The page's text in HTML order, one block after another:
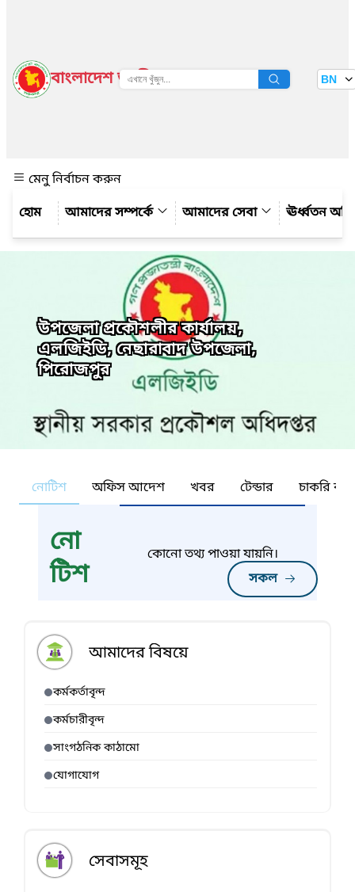
বাংলাদেশ জাতীয় তথ্য বাতায়ন BN
মেনু নির্বাচন করুন
আমাদের সম্পর্কে
আমাদের সেবা ঊর্ধ্বতন
উপজেলা প্রকৌশলীর কার্যালয়,
এলজিইডি, নেছারাবাদ উপজেলা,
পিরোজপুর
নোটিশ অফিস আদেশ খবর টেন্ডার চাকরি
নো
টিশ
সকল
কোনো তথ্য পাওয়া যায়নি।
আমাদের বিষয়ে
কর্মকর্তাবৃন্দ
কর্মচারীবৃন্দ
সাংগঠনিক কাঠামো
যোগাযোগ
সেবাসমূহ